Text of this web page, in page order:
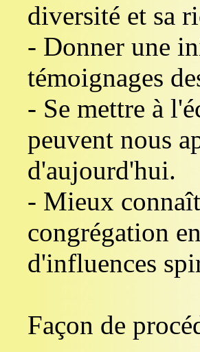
diversité et sa
- Donner une
témoignages
- Se mettre à
peuvent nous
d'aujourd'hui.
- Mieux
congrégation
d'influences
Façon de